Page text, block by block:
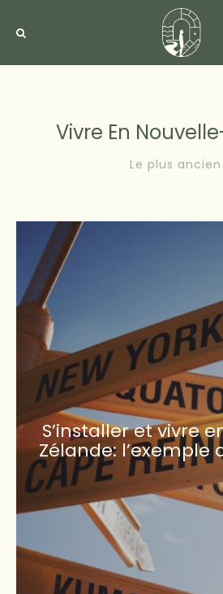
Vivre En
Le plus ancien
S’installer et vivre
Zélande: l’exemple